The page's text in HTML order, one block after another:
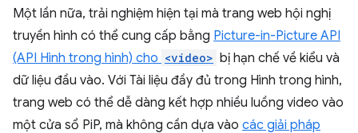
Một lần nữa, trải nghiệm hiện tại mà trang web hội nghị
truyền hình có thể cung cấp bằng Picture-in-Picture API
(API Hình trong hình) cho <video> bị hạn chế về kiểu và
dữ liệu đầu vào. Với Tài liệu đầy đủ trong Hình trong hình,
trang web có thể dễ dàng kết hợp nhiều luồng video vào
một cửa sổ PiP, mà không cần dựa vào các giải pháp